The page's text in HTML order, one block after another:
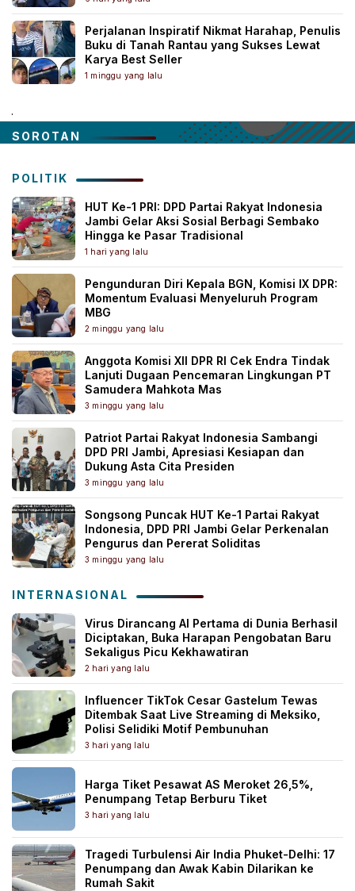
Perjalanan Inspiratif Nikmat Harahap, Penulis
Buku di Tanah Rantau yang Sukses Lewat
Karya Best Seller
1 minggu yang lalu
.
SOROTAN
POLITIK
HUT Ke-1 PRI: DPD Partai Rakyat Indonesia
Jambi Gelar Aksi Sosial Berbagi Sembako
Hingga ke Pasar Tradisional
1 hari yang lalu
Pengunduran Diri Kepala BGN, Komisi IX DPR:
Momentum Evaluasi Menyeluruh Program
MBG
2 minggu yang lalu
Anggota Komisi XII DPR RI Cek Endra Tindak
Lanjuti Dugaan Pencemaran Lingkungan PT
Samudera Mahkota Mas
3 minggu yang lalu
Patriot Partai Rakyat Indonesia Sambangi
DPD PRI Jambi, Apresiasi Kesiapan dan
Dukung Asta Cita Presiden
3 minggu yang lalu
Songsong Puncak HUT Ke-1 Partai Rakyat
Indonesia, DPD PRI Jambi Gelar Perkenalan
Pengurus dan Pererat Soliditas
3 minggu yang lalu
INTERNASIONAL
Virus Dirancang AI Pertama di Dunia Berhasil
Diciptakan, Buka Harapan Pengobatan Baru
Sekaligus Picu Kekhawatiran
2 hari yang lalu
Influencer TikTok Cesar Gastelum Tewas
Ditembak Saat Live Streaming di Meksiko,
Polisi Selidiki Motif Pembunuhan
3 hari yang lalu
Harga Tiket Pesawat AS Meroket 26,5%,
Penumpang Tetap Berburu Tiket
3 hari yang lalu
Tragedi Turbulensi Air India Phuket-Delhi: 17
Penumpang dan Awak Kabin Dilarikan ke
Rumah Sakit